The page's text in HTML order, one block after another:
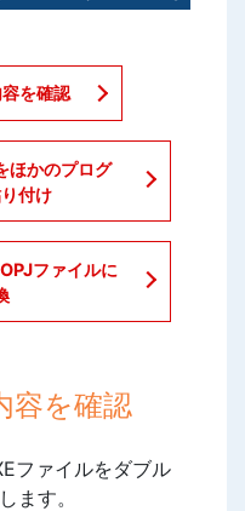
を確認
ほかのプログ
付け
ファイルに
容を確認
ファイルをダブル
ます。